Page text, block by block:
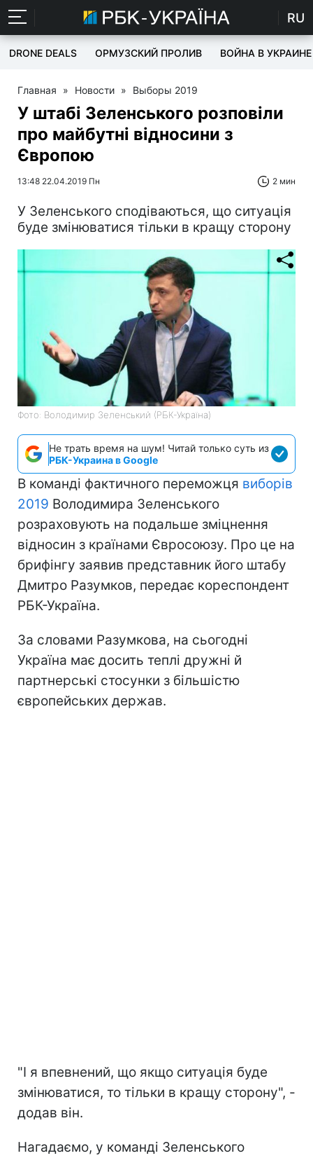
RU
DRONE DEALS ОРМУЗСКИЙ ПРОЛИВ ВОЙНА В УКРАИНЕ
Главная » Новости » Выборы 2019
У штабі Зеленського розповіли
про майбутні відносини з
Європою
13:48 22.04.2019 Пн 2 мин
У Зеленського сподіваються, що ситуація
буде змінюватися тільки в кращу сторону
Фото: Володимир Зеленський (РБК-Україна)
Не трать время на шум! Читай только суть из
РБК-Украина в Google
В команді фактичного переможця виборів
2019 Володимира Зеленського
розраховують на подальше зміцнення
відносин з країнами Євросоюзу. Про це на
брифінгу заявив представник його штабу
Дмитро Разумков, передає кореспондент
РБК-Україна.
За словами Разумкова, на сьогодні
Україна має досить теплі дружні й
партнерські стосунки з більшістю
європейських держав.
"І я впевнений, що якщо ситуація буде
змінюватися, то тільки в кращу сторону", -
додав він.
Нагадаємо, у команді Зеленського